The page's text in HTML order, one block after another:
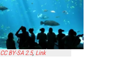
CC BY-SA 2.5, Link